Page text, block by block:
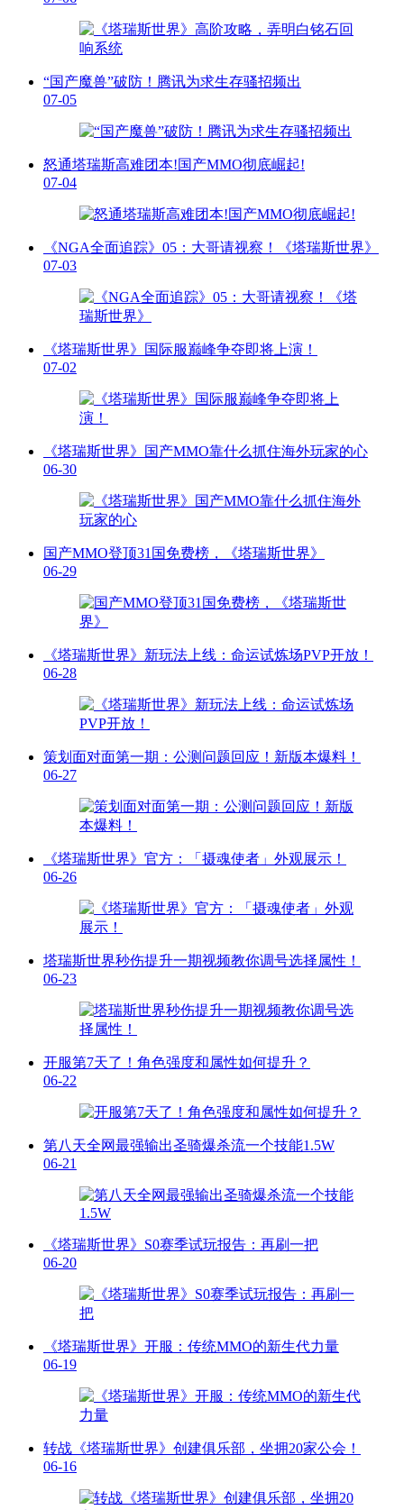
“国产魔兽”破防！腾讯为求生存骚招频出
07-05
怒通塔瑞斯高难团本!国产MMO彻底崛起!
07-04
《NGA全面追踪》05：大哥请视察！《塔瑞斯世界》
07-03
《塔瑞斯世界》国际服巅峰争夺即将上演！
07-02
《塔瑞斯世界》国产MMO靠什么抓住海外玩家的心
06-30
国产MMO登顶31国免费榜，《塔瑞斯世界》
06-29
《塔瑞斯世界》新玩法上线：命运试炼场PVP开放！
06-28
策划面对面第一期：公测问题回应！新版本爆料！
06-27
《塔瑞斯世界》官方：「摄魂使者」外观展示！
06-26
塔瑞斯世界秒伤提升一期视频教你调号选择属性！
06-23
开服第7天了！角色强度和属性如何提升？
06-22
第八天全网最强输出圣骑爆杀流一个技能1.5W
06-21
《塔瑞斯世界》S0赛季试玩报告：再刷一把
06-20
《塔瑞斯世界》开服：传统MMO的新生代力量
06-19
转战《塔瑞斯世界》创建俱乐部，坐拥20家公会！
06-16